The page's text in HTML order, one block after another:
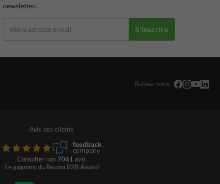
newsletter.
S'inscrire
Suivez nous
Avis des clients
Consulter nos 7061 avis
Le gagnant du Becom B2B Award